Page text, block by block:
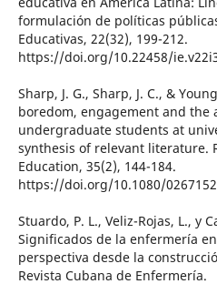
formulación de políticas
Educativas, 22(32), 199-212.
https://doi.org/10.22458/
Sharp, J. G., Sharp, J. C., &
boredom, engagement and the
undergraduate students at
synthesis of relevant literature.
Education, 35(2), 144-184.
https://doi.org/10.1080/
Stuardo, P. L., Veliz-Rojas, L., y
Significados de la enfermería
perspectiva desde la
Revista Cubana de Enfermería.